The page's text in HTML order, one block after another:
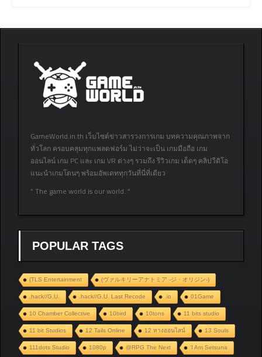
GameWorld.in.th เว็บไซต์ข่าวสารวงการเกม บทความคุณภาพจาก
ทั่วโลก ครอบคลุมทุกแพลตฟอร์ม ไม่ว่าจะเป็น เกมมือถือ เกม
ออนไลน์ เกม PC และ เกม VR ต่างๆ รวมถึง รีวิวเกม เด็ดๆ คลิปวีดิโอ
แนะนำเกมโดนๆ พร้อมอัพเดททุกวันที่นี่ที่เดียว
” The game world is our world. “
POPULAR TAGS
(TLS Entertainment (ヴァルキリーアナトミア ‐ジ・オリジン‐)
.hack//G.U. .hack//G.U. Last Recode .io 01Game
10 Chamber Collective 10bird 10tons 11 bits studio
11 bit Studios 12 Tails Online 12 หางออนไลน์ 13 Souls
111dots Studio 1080p @RPG The Next ‘I Am Setsuna